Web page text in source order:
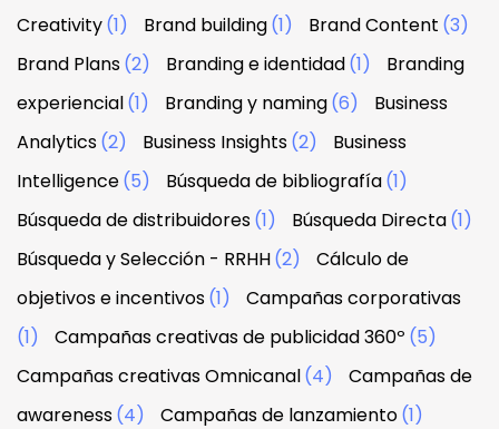
Creativity(1) Brand building(1) Brand Content (3)
Brand Plans(2) Branding e identidad(1)
Branding
experiencial(1) Branding y naming(6)
Business
Analytics(2) Business Insights(2)
Business
Intelligence(5) Búsqueda de bibliografía(1)
Búsqueda de distribuidores(1) Búsqueda Directa(1)
Búsqueda y Selección - RRHH(2)
Cálculo de
objetivos e incentivos(1)
Campañas corporativas
(1)
Campañas creativas de publicidad 360º (5)
Campañas creativas Omnicanal(4)
Campañas de
awareness(4) Campañas de lanzamiento(1)